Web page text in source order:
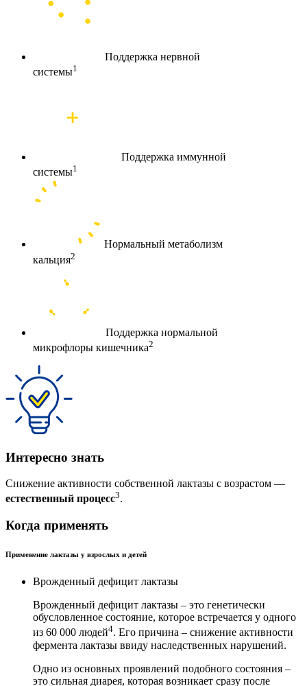
Поддержка нервной
системы1
Поддержка иммунной
системы1
Нормальный метаболизм
кальция2
Поддержка нормальной
микрофлоры кишечника2
Интересно знать
Снижение активности собственной лактазы с возрастом —
естественный процесс3.
Когда применять
Применение лактазы у взрослых и детей
Врожденный дефицит лактазы
Врожденный дефицит лактазы – это генетически
обусловленное состояние, которое встречается у одного
из 60 000 людей4. Его причина – снижение активности
фермента лактазы ввиду наследственных нарушений.
Одно из основных проявлений подобного состояния –
это сильная диарея, которая возникает сразу после